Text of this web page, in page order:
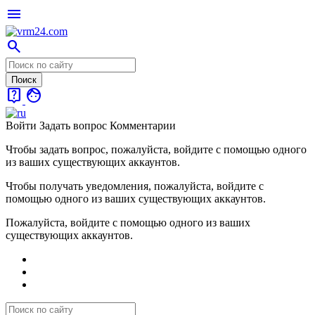
menu
search
live_help face
Войти Задать вопрос Комментарии
Чтобы задать вопрос, пожалуйста, войдите с помощью одного
из ваших существующих аккаунтов.
Чтобы получать уведомления, пожалуйста, войдите с
помощью одного из ваших существующих аккаунтов.
Пожалуйста, войдите с помощью одного из ваших
существующих аккаунтов.